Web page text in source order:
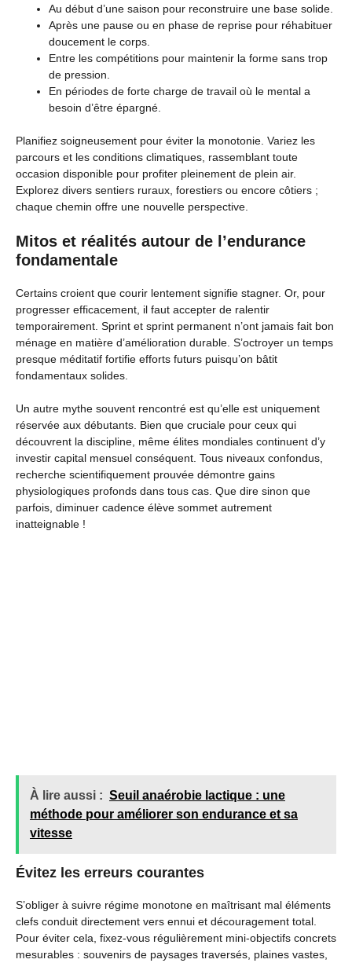
Au début d’une saison pour reconstruire une base solide.
Après une pause ou en phase de reprise pour réhabituer
doucement le corps.
Entre les compétitions pour maintenir la forme sans trop
de pression.
En périodes de forte charge de travail où le mental a
besoin d’être épargné.
Planifiez soigneusement pour éviter la monotonie. Variez les
parcours et les conditions climatiques, rassemblant toute
occasion disponible pour profiter pleinement de plein air.
Explorez divers sentiers ruraux, forestiers ou encore côtiers ;
chaque chemin offre une nouvelle perspective.
Mitos et réalités autour de l’endurance
fondamentale
Certains croient que courir lentement signifie stagner. Or, pour
progresser efficacement, il faut accepter de ralentir
temporairement. Sprint et sprint permanent n’ont jamais fait bon
ménage en matière d’amélioration durable. S’octroyer un temps
presque méditatif fortifie efforts futurs puisqu’on bâtit
fondamentaux solides.
Un autre mythe souvent rencontré est qu’elle est uniquement
réservée aux débutants. Bien que cruciale pour ceux qui
découvrent la discipline, même élites mondiales continuent d’y
investir capital mensuel conséquent. Tous niveaux confondus,
recherche scientifiquement prouvée démontre gains
physiologiques profonds dans tous cas. Que dire sinon que
parfois, diminuer cadence élève sommet autrement
inatteignable !
À lire aussi : Seuil anaérobie lactique : une
méthode pour améliorer son endurance et sa
vitesse
Évitez les erreurs courantes
S’obliger à suivre régime monotone en maîtrisant mal éléments
clefs conduit directement vers ennui et découragement total.
Pour éviter cela, fixez-vous régulièrement mini-objectifs concrets
mesurables : souvenirs de paysages traversés, plaines vastes,